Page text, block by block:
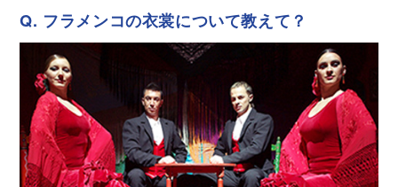
Q. フラメンコの衣裳について教えて？